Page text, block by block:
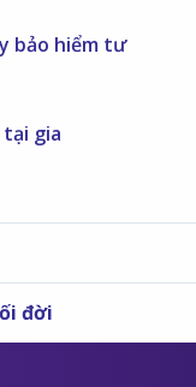
bảo hiểm tư
tại gia
đời